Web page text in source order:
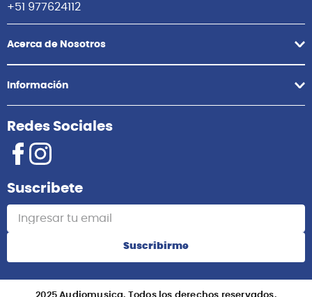
+51 977624112
Acerca de Nosotros
Información
Redes Sociales
Suscribete
Suscribirme
2025 Audiomusica. Todos los derechos reservados.